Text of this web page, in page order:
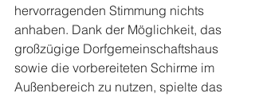
hervorragenden Stimmung nichts
anhaben. Dank der Möglichkeit, das
großzügige Dorfgemeinschaftshaus
sowie die vorbereiteten Schirme im
Außenbereich zu nutzen, spielte das